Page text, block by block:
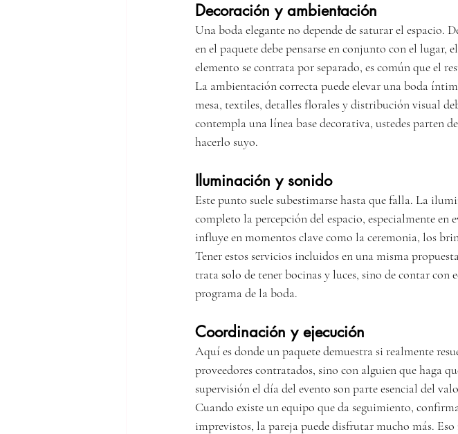
Decoración y ambientación
Una boda elegante no depende de saturar el espacio.
en el paquete debe pensarse en conjunto con el
elemento se contrata por separado, es común que el
La ambientación correcta puede elevar una boda
mesa, textiles, detalles florales y distribución visual
contempla una línea base decorativa, ustedes parten
hacerlo suyo.
Iluminación y sonido
Este punto suele subestimarse hasta que falla. La
completo la percepción del espacio, especialmente en
influye en momentos clave como la ceremonia, los
Tener estos servicios incluidos en una misma
trata solo de tener bocinas y luces, sino de contar
programa de la boda.
Coordinación y ejecución
Aquí es donde un paquete demuestra si realmente
proveedores contratados, sino con alguien que haga
supervisión el día del evento son parte esencial del
Cuando existe un equipo que da seguimiento,
imprevistos, la pareja puede disfrutar mucho más.